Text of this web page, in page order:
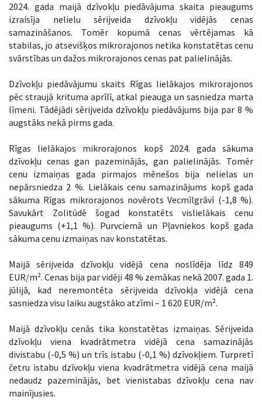
2024. gada maijā dzīvokļu piedāvājuma skaita pieaugums
izraisīja nelielu sērijveida dzīvokļu vidējās cenas
samazināšanos. Tomēr kopumā cenas vērtējamas kā
stabilas, jo atsevišķos mikrorajonos netika konstatētas cenu
svārstības un dažos mikrorajonos cenas pat palielinājās.
Dzīvokļu piedāvājumu skaits Rīgas lielākajos mikrorajonos
pēc straujā krituma aprīlī, atkal pieauga un sasniedza marta
līmeni. Tādējādi sērijveida dzīvokļu piedāvājums bija par 8 %
augstāks nekā pirms gada.
Rīgas lielākajos mikrorajonos kopš 2024. gada sākuma
dzīvokļu cenas gan pazeminājās, gan palielinājās. Tomēr
cenu izmaiņas gada pirmajos mēnešos bija nelielas un
nepārsniedza 2 %. Lielākais cenu samazinājums kopš gada
sākuma Rīgas mikrorajonos novērots Vecmīlgrāvī (-1,8 %).
Savukārt Zolitūdē šogad konstatēts vislielākais cenu
pieaugums (+1,1 %). Purvciemā un Pļavniekos kopš gada
sākuma cenu izmaiņas nav konstatētas.
Maijā sērijveida dzīvokļu vidējā cena noslīdēja līdz 849
EUR/m². Cenas bija par vidēji 48 % zemākas nekā 2007. gada 1.
jūlijā, kad neremontēta sērijveida dzīvokļa vidējā cena
sasniedza visu laiku augstāko atzīmi – 1 620 EUR/m².
Maijā dzīvokļu cenās tika konstatētas izmaiņas. Sērijveida
dzīvokļu viena kvadrātmetra vidējā cena samazinājās
divistabu (-0,5 %) un trīs istabu (-0,1 %) dzīvokļiem. Turpretī
četru istabu dzīvokļu viena kvadrātmetra vidējā cena maijā
nedaudz pazeminājās, bet vienistabas dzīvokļu cena nav
mainījusies.